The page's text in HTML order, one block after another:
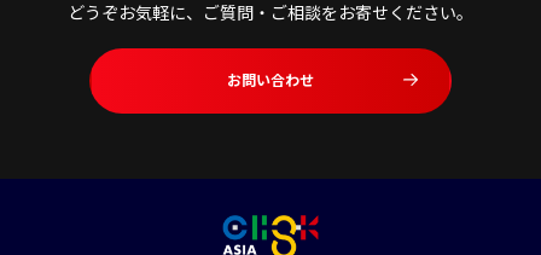
どうぞお気軽に、ご質問・ご相談をお寄せください。
お問い合わせ